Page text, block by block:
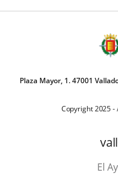
Plaza Mayor, 1. 47001
Copyright 2025
El